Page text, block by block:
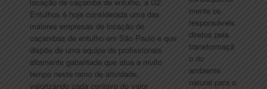
Entulhos é hoje considerada uma das
maiores empresas de locação de
caçambas de entulho em São Paulo e que
dispõe de uma equipe de profissionais
altamente gabaritada que atua a muito
tempo neste ramo de atividade,
valorizando cada centavo do valor
mente os
responsáveis
diretos pela
transformaçã
o do
ambiente
natural para o